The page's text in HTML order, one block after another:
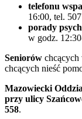
telefonu
16:00, tel.
porady
w godz.
Seniorów chcących
chcących nieść
Mazowiecki
przy ulicy
558.